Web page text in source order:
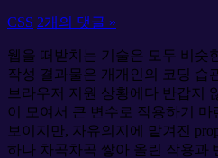
CSS 2개의 댓글 »
웹을 떠받치는 기술은 모두 비슷
작성 결과물은 개개인의 코딩 습
브라우저 지원 상황에다 반갑지
이 모여서 큰 변수로 작용하기
보이지만, 자유의지에 맡겨진
하나 차곡차곡 쌓아 올린 작용과